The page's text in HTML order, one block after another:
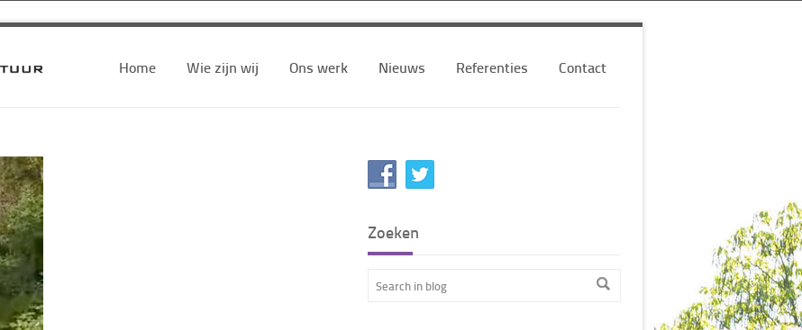
Home Wie zijn wij Ons werk Nieuws Referenties Contact
Zoeken